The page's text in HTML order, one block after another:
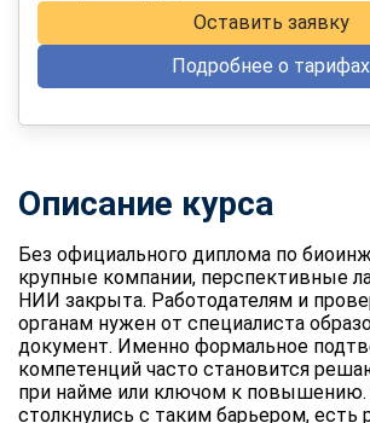
Оставить заявку
Подробнее о тарифах
Описание курса
Без официального диплома по
крупные компании, перспективные
НИИ закрыта. Работодателям и
органам нужен от специалиста
документ. Именно формальное
компетенций часто становится
при найме или ключом к повышению.
столкнулись с таким барьером, есть